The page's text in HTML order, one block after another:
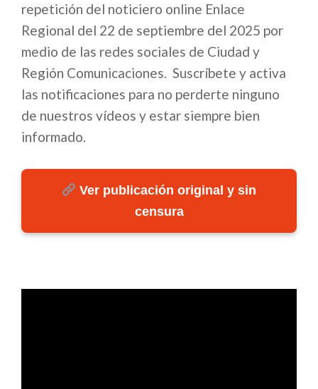
repetición del noticiero online Enlace
Regional del 22 de septiembre del 2025 por
medio de las redes sociales de Ciudad y
Región Comunicaciones. Suscríbete y activa
las notificaciones para no perderte ninguno
de nuestros vídeos y estar siempre bien
informado.
Ver publicación original y sin
censura